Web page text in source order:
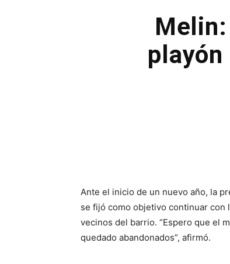
Melin:
playón
Ante el inicio de un nuevo año, la
se fijó como objetivo continuar con
vecinos del barrio. “Espero que el
quedado abandonados”, afirmó.